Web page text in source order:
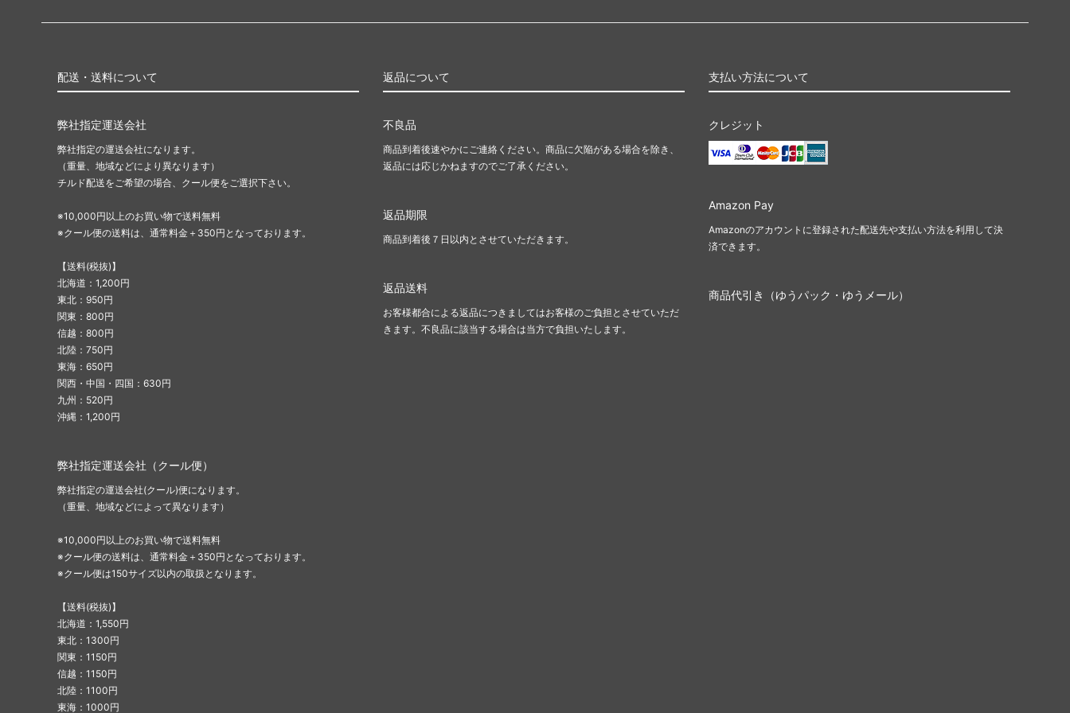
配送・送料について
弊社指定運送会社
弊社指定の運送会社になります。
（重量、地域などにより異なります）
チルド配送をご希望の場合、クール便をご選択下さい。
※10,000円以上のお買い物で送料無料
※クール便の送料は、通常料金＋350円となっております。
【送料(税抜)】
北海道：1,200円
東北：950円
関東：800円
信越：800円
北陸：750円
東海：650円
関西・中国・四国：630円
九州：520円
沖縄：1,200円
弊社指定運送会社（クール便）
弊社指定の運送会社(クール)便になります。
（重量、地域などによって異なります）
※10,000円以上のお買い物で送料無料
※クール便の送料は、通常料金＋350円となっております。
※クール便は150サイズ以内の取扱となります。
【送料(税抜)】
北海道：1,550円
東北：1300円
関東：1150円
信越：1150円
北陸：1100円
東海：1000円
返品について
不良品
商品到着後速やかにご連絡ください。商品に欠陥がある場合を除き、
返品には応じかねますのでご了承ください。
返品期限
商品到着後７日以内とさせていただきます。
返品送料
お客様都合による返品につきましてはお客様のご負担とさせていただ
きます。不良品に該当する場合は当方で負担いたします。
支払い方法について
クレジット
Amazon Pay
Amazonのアカウントに登録された配送先や支払い方法を利用して決
済できます。
商品代引き（ゆうパック・ゆうメール）